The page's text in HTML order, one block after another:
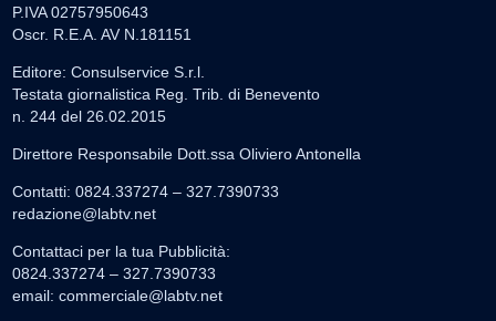
P.IVA 02757950643
Oscr. R.E.A. AV N.181151
Editore: Consulservice S.r.l.
Testata giornalistica Reg. Trib. di Benevento
n. 244 del 26.02.2015
Direttore Responsabile Dott.ssa Oliviero Antonella
Contatti: 0824.337274 – 327.7390733
redazione@labtv.net
Contattaci per la tua Pubblicità:
0824.337274 – 327.7390733
email: commerciale@labtv.net